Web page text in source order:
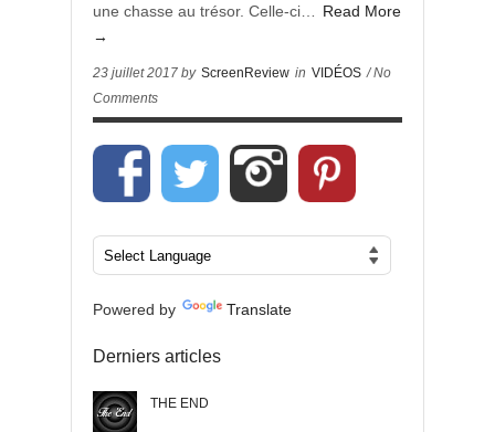
une chasse au trésor. Celle-ci…
Read More
→
23 juillet 2017 by ScreenReview in VIDÉOS / No
Comments
Powered by Translate
Derniers articles
THE END